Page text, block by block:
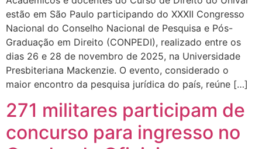
estão em São Paulo participando do XXXII Congresso
Nacional do Conselho Nacional de Pesquisa e Pós-
Graduação em Direito (CONPEDI), realizado entre os
dias 26 e 28 de novembro de 2025, na Universidade
Presbiteriana Mackenzie. O evento, considerado o
maior encontro da pesquisa jurídica do país, reúne […]
271 militares participam de
concurso para ingresso no